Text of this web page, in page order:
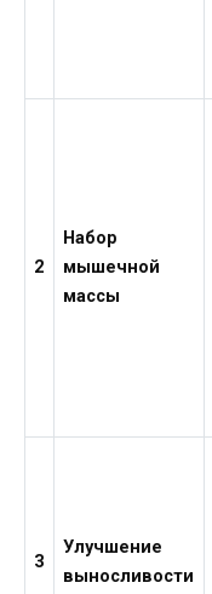
2
Набор
мышечной
массы
3
Улучшение
выносливости